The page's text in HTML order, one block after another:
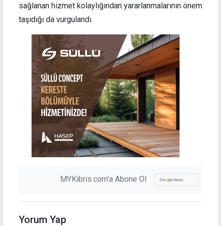
sağlanan hizmet kolaylığından yararlanmalarının önem
taşıdığı da vurgulandı.
MYKibris.com'a Abone Ol
Yorum Yap